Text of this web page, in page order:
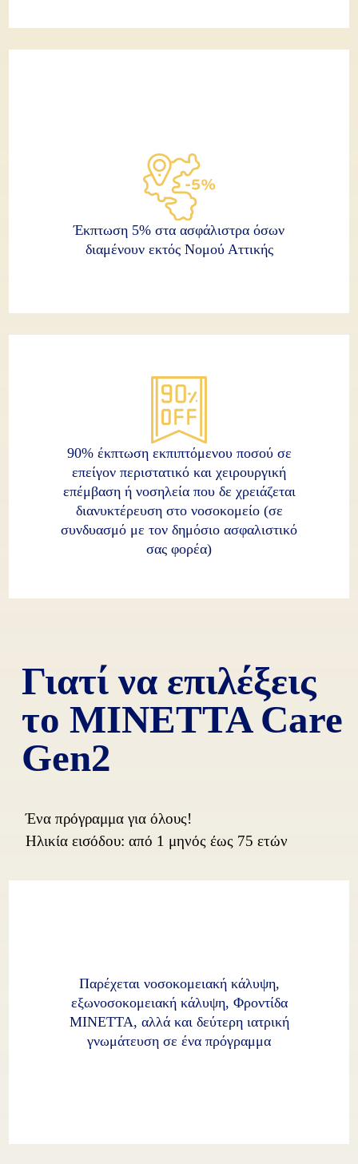
Έκπτωση 5% στα ασφάλιστρα όσων
διαμένουν εκτός Νομού Αττικής
90% έκπτωση εκπιπτόμενου ποσού σε
επείγον περιστατικό και χειρουργική
επέμβαση ή νοσηλεία που δε χρειάζεται
διανυκτέρευση στο νοσοκομείο (σε
συνδυασμό με τον δημόσιο ασφαλιστικό
σας φορέα)
Γιατί να επιλέξεις
το MINETTA Care
Gen2
Ένα πρόγραμμα για όλους!
Ηλικία εισόδου: από 1 μηνός έως 75 ετών
Παρέχεται νοσοκομειακή κάλυψη,
εξωνοσοκομειακή κάλυψη, Φροντίδα
ΜΙΝΕΤΤΑ, αλλά και δεύτερη ιατρική
γνωμάτευση σε ένα πρόγραμμα